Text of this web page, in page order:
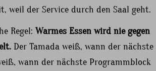
weil der Service durch den Saal geht.
Regel:Warmes Essen wird nie gegen
Der Tamada weiß, wann der nächste
wann der nächste Programmblock